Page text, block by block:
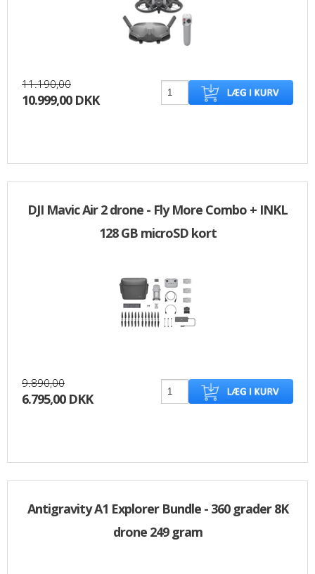
11.190,00
10.999,00 DKK
DJI Mavic Air 2 drone - Fly More Combo + INKL
128 GB microSD kort
9.890,00
6.795,00 DKK
Antigravity A1 Explorer Bundle - 360 grader 8K
drone 249 gram